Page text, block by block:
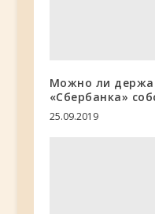
Можно ли
«Сбербанка»
25.09.2019